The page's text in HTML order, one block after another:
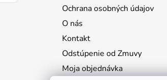
Ochrana osobných údajov
O nás
Kontakt
Odstúpenie od Zmuvy
Moja objednávka